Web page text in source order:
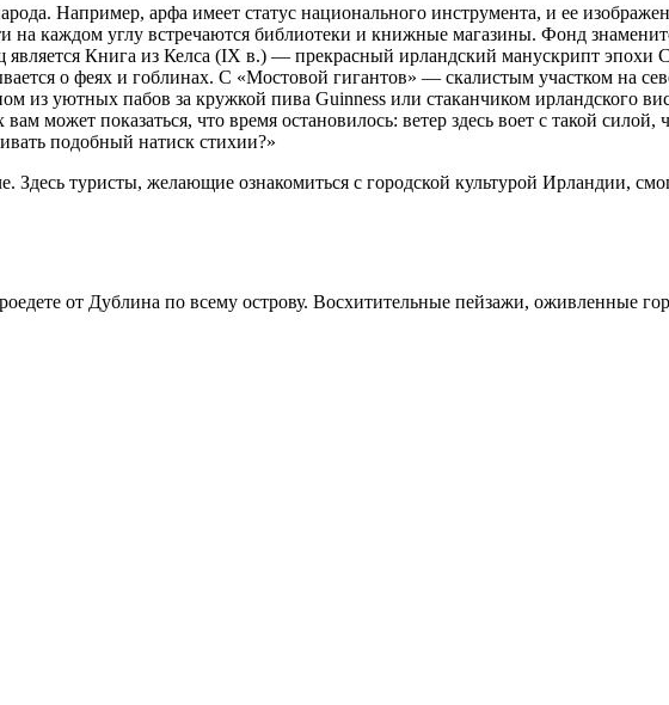
Например, арфа имеет статус национального инструмента, и ее
каждом углу встречаются библиотеки и книжные магазины. Фонд
Книга из Келса (IX в.) — прекрасный ирландский манускрипт эпохи
о феях и гоблинах. С «Мостовой гигантов» — скалистым участком на
из уютных пабов за кружкой пива Guinness или стаканчиком ирландского
может показаться, что время остановилось: ветер здесь воет с такой силой,
подобный натиск стихии?»
туристы, желающие ознакомиться с городской культурой Ирландии,
от Дублина по всему острову. Восхитительные пейзажи, оживленные